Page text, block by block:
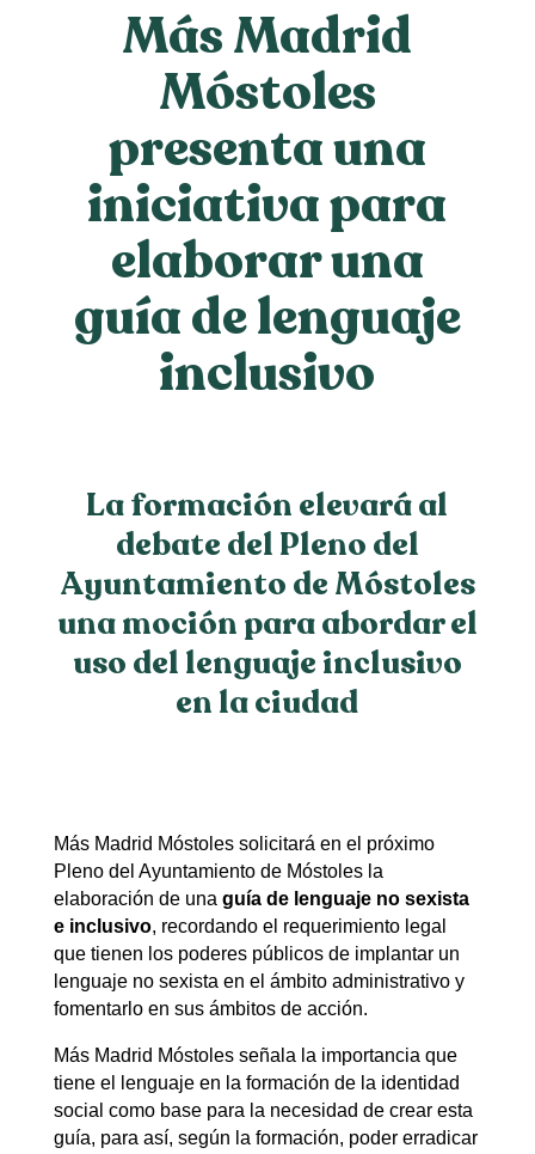
Más Madrid
Móstoles
presenta una
iniciativa para
elaborar una
guía de lenguaje
inclusivo
La formación elevará al
debate del Pleno del
Ayuntamiento de Móstoles
una moción para abordar el
uso del lenguaje inclusivo
en la ciudad
Más Madrid Móstoles solicitará en el próximo
Pleno del Ayuntamiento de Móstoles la
elaboración de una guía de lenguaje no sexista
e inclusivo, recordando el requerimiento legal
que tienen los poderes públicos de implantar un
lenguaje no sexista en el ámbito administrativo y
fomentarlo en sus ámbitos de acción.
Más Madrid Móstoles señala la importancia que
tiene el lenguaje en la formación de la identidad
social como base para la necesidad de crear esta
guía, para así, según la formación, poder erradicar